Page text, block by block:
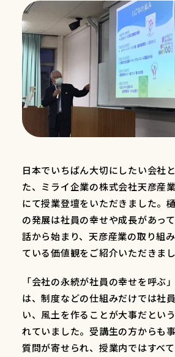
日本でいちばん大切にしたい会社
た、ミライ企業の株式会社天彦産
にて授業登壇をいただきました。
の発展は社員の幸せや成長があっ
話から始まり、天彦産業の取り組
ている価値観をご紹介いただきまし
「会社の永続が社員の幸せを呼ぶ
は、制度などの仕組みだけでは社
い、風土を作ることが大事だとい
れていました。受講生の方からも
質問が寄せられ、授業内ではすべ